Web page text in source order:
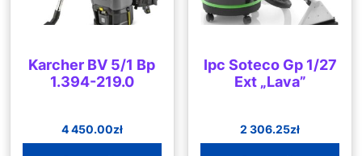
Karcher BV 5/1 Bp
1.394-219.0
4 450.00zł
Ipc Soteco Gp 1/27
Ext „Lava”
2 306.25zł